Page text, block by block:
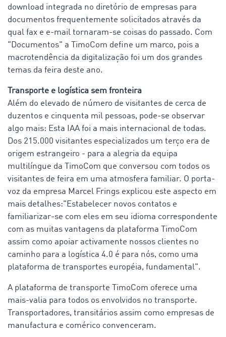
download integrada no diretório de empresas para
documentos frequentemente solicitados através da
qual fax e e-mail tornaram-se coisas do passado. Com
"Documentos" a TimoCom define um marco, pois a
macrotendência da digitalização foi um dos grandes
temas da feira deste ano.
Transporte e logística sem fronteira
Além do elevado de número de visitantes de cerca de
duzentos e cinquenta mil pessoas, pode-se observar
algo mais: Esta IAA foi a mais internacional de todas.
Dos 215.000 visitantes especializados um terço era de
origem estrangeiro - para a alegria da equipa
multilíngue da TimoCom que conversou com todos os
visitantes de feira em uma atmosfera familiar. O porta-
voz da empresa Marcel Frings explicou este aspecto em
mais detalhes:"Estabelecer novos contatos e
familiarizar-se com eles em seu idioma correspondente
com as muitas vantagens da plataforma TimoCom
assim como apoiar activamente nossos clientes no
caminho para a logística 4.0 é para nós, como uma
plataforma de transportes européia, fundamental".
A plataforma de transporte TimoCom oferece uma
mais-valia para todos os envolvidos no transporte.
Transportadores, transitários assim como empresas de
manufactura e comérico convenceram.